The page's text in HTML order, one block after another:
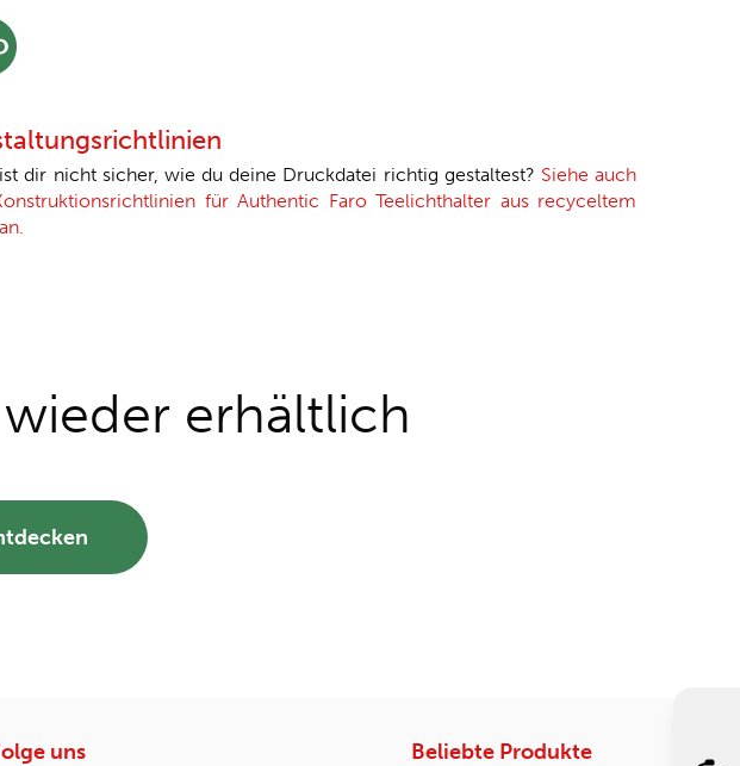
dir nicht sicher, wie du deine Druckdatei richtig gestaltest? Siehe auch
für Authentic Faro Teelichthalter aus recyceltem
erhältlich
uns
Beliebte Produkte